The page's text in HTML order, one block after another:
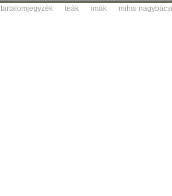
tartalomjegyzék teák imák mihai nagybácsi